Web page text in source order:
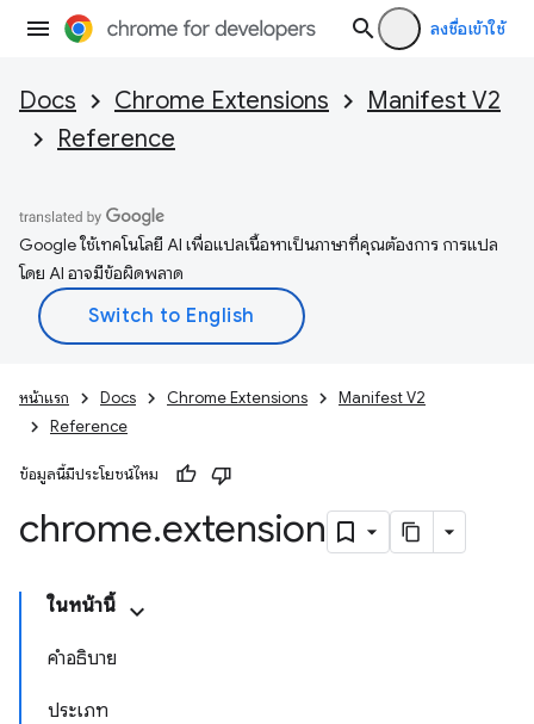
ลงชื่อเข้าใช้
Docs Chrome Extensions
Manifest V2
Reference
Google ใช้เทคโนโลยี AI เพื่อแปลเนื้อหาเป็นภาษาที่คุณต้องการ การแปล
โดย AI อาจมีข้อผิดพลาด
หน้าแรก Docs Chrome Extensions
Manifest V2
Reference
ข้อมูลนี้มีประโยชน์ไหม
chrome.extension
ในหน้านี้
คำอธิบาย
ประเภท